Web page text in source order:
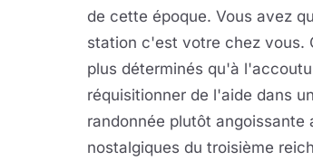
de cette époque. Vous avez
station c'est votre chez vous.
plus déterminés qu'à
réquisitionner de l'aide dans
randonnée plutôt
nostalgiques du troisième